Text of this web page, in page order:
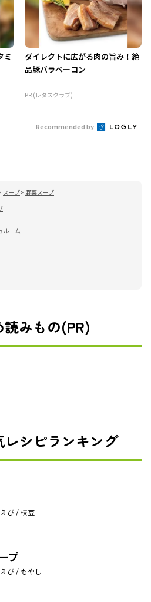
ミ
ダイレクトに広がる肉の旨み！絶
品豚バラベーコン
PR (レタスクラブ)
Recommended by
スープ
野菜スープ
ルーム
読みもの(PR)
シピランキング
び / 枝豆
プ
び / もやし